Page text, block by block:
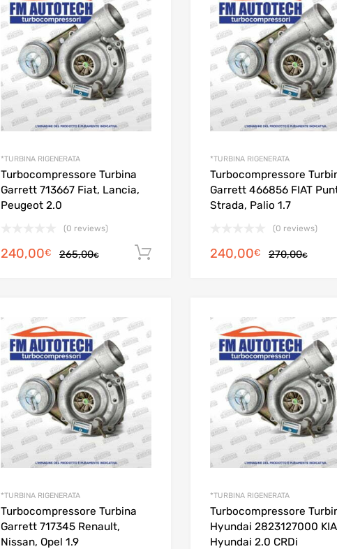
*TURBINA RIGENERATA
Turbocompressore Turbina
Garrett 713667 Fiat, Lancia,
Peugeot 2.0
(0 reviews)
265,00€Il
265,00€.
240,00€
Il
240,00€.
Aggiungi al carrello
*TURBINA RIGENERATA
Turbocompressore
Garrett 466856 FIAT
Strada, Palio 1.7
(0 reviews)
270,00€Il
240,00€
Il
*TURBINA RIGENERATA
Turbocompressore Turbina
Garrett 717345 Renault,
Nissan, Opel 1.9
*TURBINA RIGENERATA
Turbocompressore
Hyundai 2823127000
Hyundai 2.0 CRDi